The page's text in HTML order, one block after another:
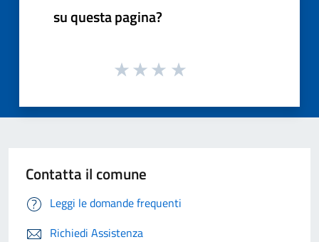
su questa pagina?
Contatta il comune
Leggi le domande frequenti
Richiedi Assistenza